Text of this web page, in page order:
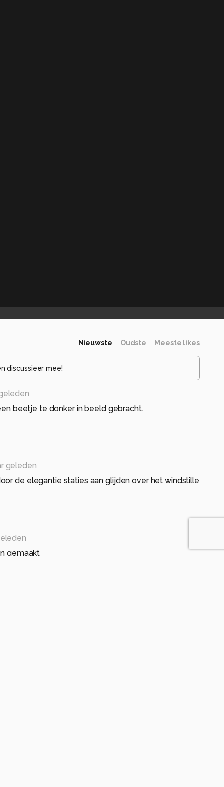
Nieuwste Oudste Meeste likes
discussieer mee!
beetje te donker in beeld gebracht.
geleden
de elegantie staties aan glijden over het windstille
gemaakt